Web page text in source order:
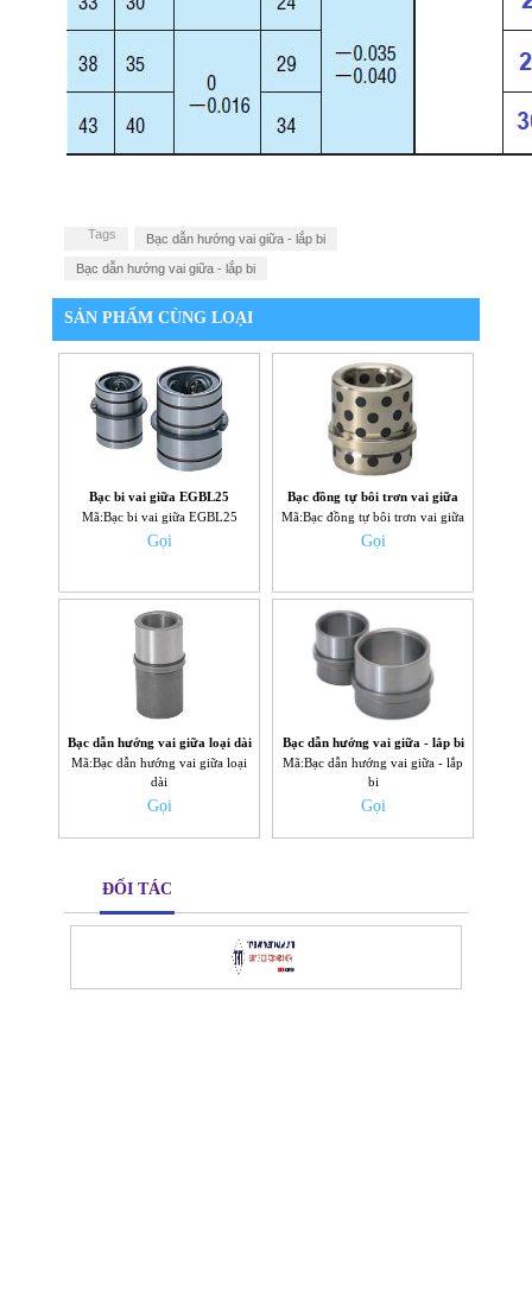
Tags Bạc dẫn hướng vai giữa - lắp bi
Bạc dẫn hướng vai giữa - lắp bi
SẢN PHẨM CÙNG LOẠI
Bạc bi vai giữa EGBL25
Mã:Bạc bi vai giữa EGBL25
Gọi
Bạc đồng tự bôi trơn vai giữa
Mã:Bạc đồng tự bôi trơn vai giữa
Gọi
Bạc dẫn hướng vai giữa loại dài
Mã:Bạc dẫn hướng vai giữa loại
dài
Gọi
Bạc dẫn hướng vai giữa - lắp bi
Mã:Bạc dẫn hướng vai giữa - lắp
bi
Gọi
ĐỐI TÁC